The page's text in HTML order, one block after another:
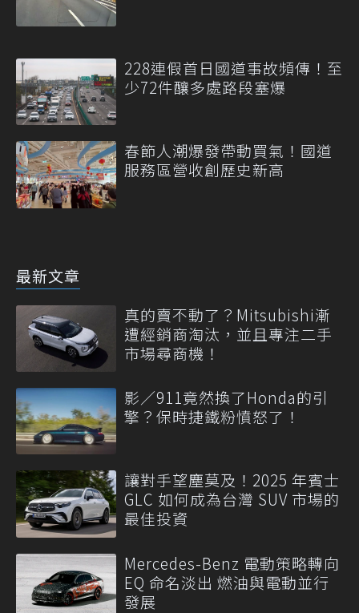
228連假首日國道事故頻傳！至
少72件釀多處路段塞爆
春節人潮爆發帶動買氣！國道
服務區營收創歷史新高
最新文章
真的賣不動了？Mitsubishi漸
遭經銷商淘汰，並且專注二手
市場尋商機！
影／911竟然換了Honda的引
擎？保時捷鐵粉憤怒了！
讓對手望塵莫及！2025 年賓士
GLC 如何成為台灣 SUV 市場的
最佳投資
Mercedes-Benz 電動策略轉向
EQ 命名淡出 燃油與電動並行
發展